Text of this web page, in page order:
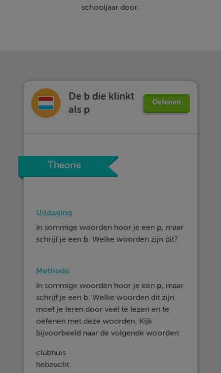
schooljaar door.
De b die klinkt
als p
Oefenen
Theorie
Uitdaging
In sommige woorden hoor je een p, maar
schrijf je een b. Welke woorden zijn dit?
Methode
In sommige woorden hoor je een p, maar
schrijf je een b. Welke woorden dit zijn
moet je leren door veel te lezen en te
oefenen met deze woorden. Kijk
bijvoorbeeld naar de volgende woorden:
clubhuis
hebzucht